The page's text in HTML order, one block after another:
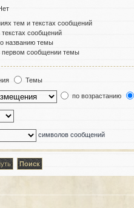
тем и текстах сообщений
текстах сообщений
названию темы
первом сообщении темы
Темы
по возрастанию
символов сообщений